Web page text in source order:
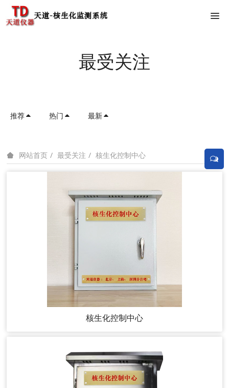
最受关注
推荐 热门 最新
网站首页 最受关注 核生化控制中心
核生化控制中心